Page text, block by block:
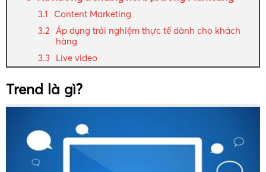
Content Marketing
Áp dụng trải nghiệm thực tế dành cho khách
hàng
Live video
Trend là gì?